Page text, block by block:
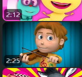
2:12
2:25